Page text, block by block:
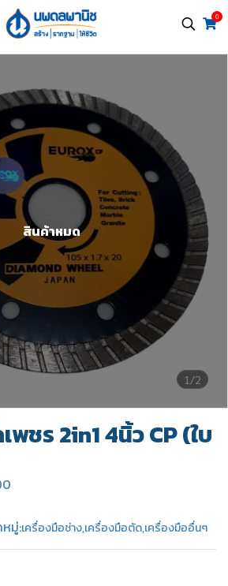
0
1/2
สินค้าหมด
พชร 2in1 4นิ้ว CP (ใบ
มู่:เครื่องมือช่าง,เครื่องมือตัด,เครื่องมืออื่นๆ